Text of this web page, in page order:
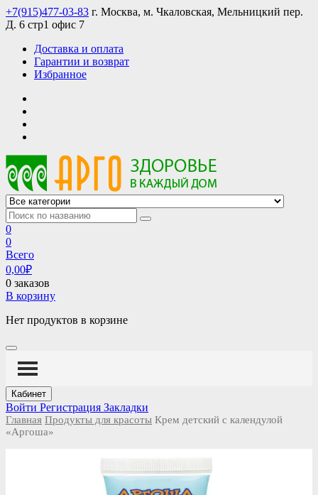
Skip
to
+7(915)477-03-83 г. Москва, м. Чкаловская, Мельницкий пер.
Д. 6 стр1 офис 7
Доставка и оплата
Гарантии и возврат
Избранное
АРГО интернет магазин, доставка в Москве и по всей России
АРГО каталог каталог продукции, официальные цены
0
0
Всего
0,00₽
0 заказов
В корзину
Нет продуктов в корзине
Кабинет
Войти Регистрация Закладки
Главная Продукты для красоты Крем детский с календулой
«Аргоша»